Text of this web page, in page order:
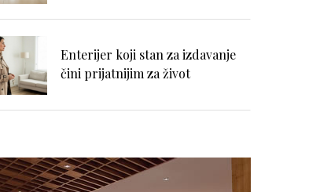
Enterijer koji stan za izdavanje
čini prijatnijim za život
životom: kako urediti dom ako
volite more i plažu